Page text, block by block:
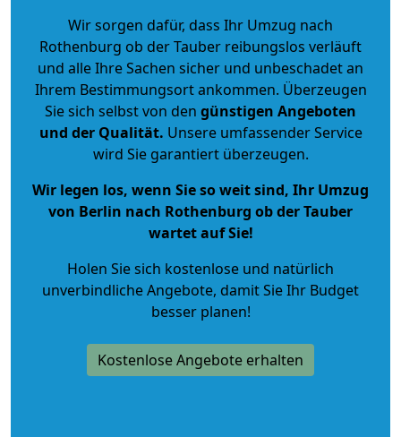
Wir sorgen dafür, dass Ihr Umzug nach
Rothenburg ob der Tauber reibungslos verläuft
und alle Ihre Sachen sicher und unbeschadet an
Ihrem Bestimmungsort ankommen. Überzeugen
Sie sich selbst von den günstigen Angeboten
und der Qualität. Unsere umfassender Service
wird Sie garantiert überzeugen.
Wir legen los, wenn Sie so weit sind, Ihr Umzug
von Berlin nach Rothenburg ob der Tauber
wartet auf Sie!
Holen Sie sich kostenlose und natürlich
unverbindliche Angebote, damit Sie Ihr Budget
besser planen!
Kostenlose Angebote erhalten